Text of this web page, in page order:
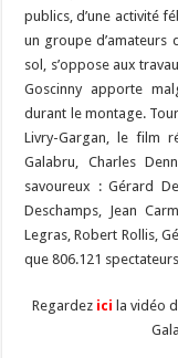
publics, d’une activité
un groupe d’amateurs
sol, s’oppose aux
Goscinny apporte
durant le montage.
Livry-Gargan, le film
Galabru, Charles
savoureux : Gérard
Deschamps, Jean
Legras, Robert Rollis,
que 806.121
Regardez ici la vidéo